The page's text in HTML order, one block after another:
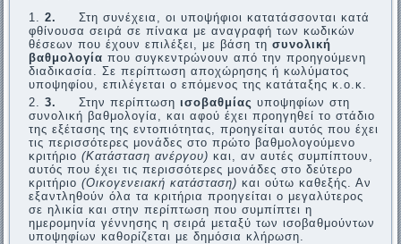
2.Στη συνέχεια, οι υποψήφιοι κατατάσσονται κατά
φθίνουσα σειρά σε πίνακα με αναγραφή των κωδικών
θέσεων που έχουν επιλέξει, με βάση τησυνολική
βαθμολογία που συγκεντρώνουν από την προηγούμενη
διαδικασία. Σε περίπτωση αποχώρησης ή κωλύματος
υποψηφίου, επιλέγεται ο επόμενος της κατάταξης κ.ο.κ.
3.Στην περίπτωσηισοβαθμίας υποψηφίων στη
συνολική βαθμολογία, και αφού έχει προηγηθεί το στάδιο
της εξέτασης της εντοπιότητας, προηγείται αυτός που έχει
τις περισσότερες μονάδες στο πρώτο βαθμολογούμενο
κριτήριο(Κατάσταση ανέργου) και, αν αυτές συμπίπτουν,
αυτός που έχει τις περισσότερες μονάδες στο δεύτερο
κριτήριο(Οικογενειακή κατάσταση) και ούτω καθεξής. Αν
εξαντληθούν όλα τα κριτήρια προηγείται ο μεγαλύτερος
σε ηλικία και στην περίπτωση που συμπίπτει η
ημερομηνία γέννησης η σειρά μεταξύ των ισοβαθμούντων
υποψηφίων καθορίζεται με δημόσια κλήρωση.